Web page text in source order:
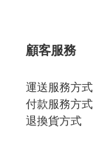
顧客服務
運送服務方式
付款服務方式
退換貨方式